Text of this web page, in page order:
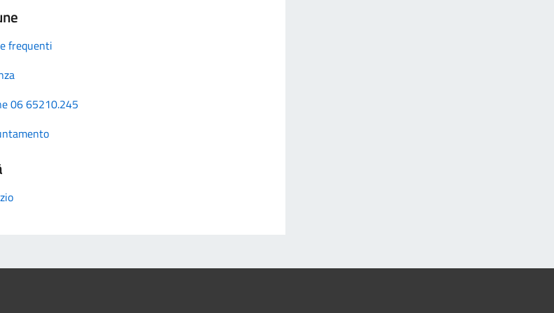
frequenti
06 65210.245